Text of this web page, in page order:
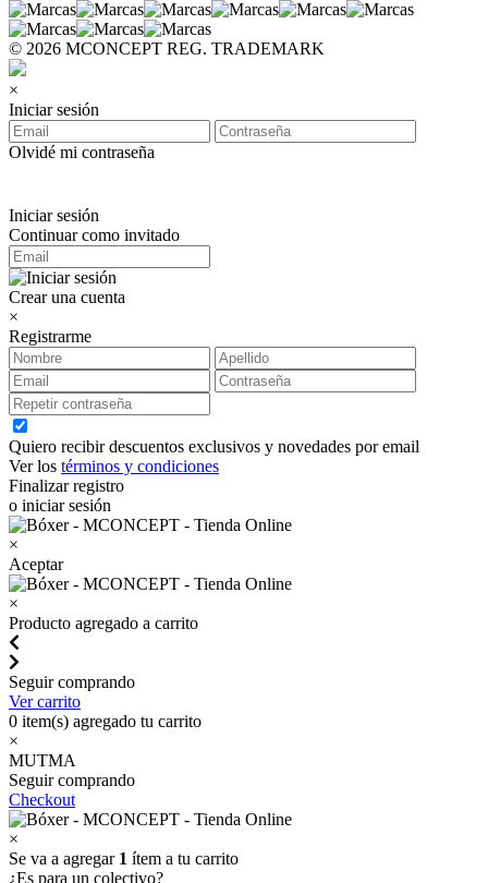
© 2026 MCONCEPT REG. TRADEMARK
×
Iniciar sesión
Olvidé mi contraseña
Iniciar sesión
Continuar como invitado
Crear una cuenta
×
Registrarme
Quiero recibir descuentos exclusivos y novedades por email
Ver los términos y condiciones
Finalizar registro
o iniciar sesión
×
Aceptar
×
Producto agregado a carrito
Seguir comprando
Ver carrito
0 item(s) agregado tu carrito
×
MUTMA
Seguir comprando
Checkout
×
Se va a agregar 1 ítem a tu carrito
¿Es para un colectivo?